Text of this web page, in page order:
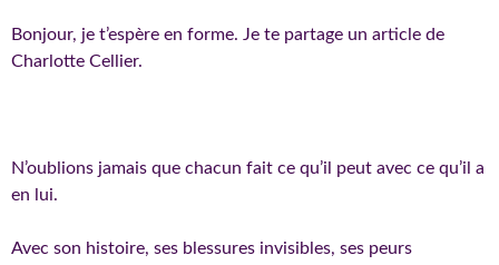
Bonjour, je t’espère en forme. Je te partage un article de
Charlotte Cellier.
N’oublions jamais que chacun fait ce qu’il peut avec ce qu’il a
en lui.
Avec son histoire, ses blessures invisibles, ses peurs